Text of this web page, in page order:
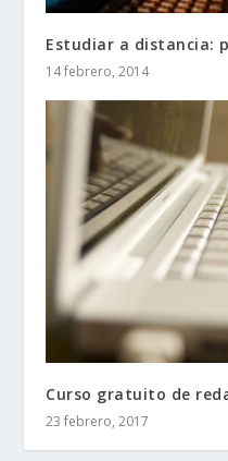
Estudiar a distancia:
14 febrero, 2014
Curso gratuito de
23 febrero, 2017